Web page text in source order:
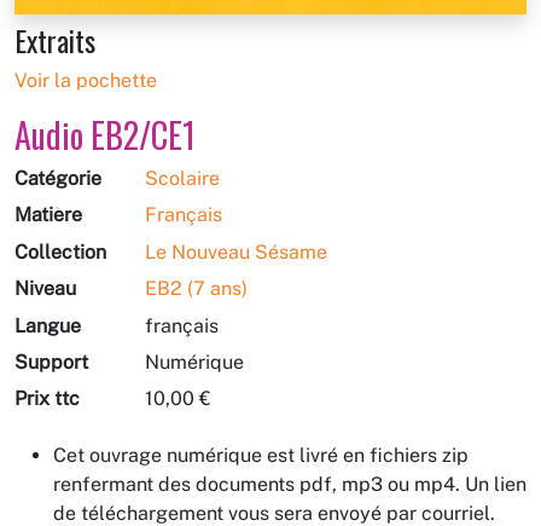
Extraits
Voir la pochette
Audio EB2/CE1
Catégorie
Scolaire
Matière
Français
Collection
Le Nouveau Sésame
Niveau
EB2 (7 ans)
Langue
français
Support
Numérique
Prix ttc
10,00 €
Cet ouvrage numérique est livré en fichiers zip
renfermant des documents pdf, mp3 ou mp4. Un lien
de téléchargement vous sera envoyé par courriel.